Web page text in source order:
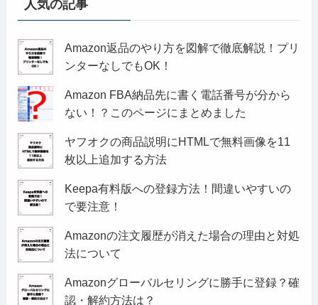
人気の記事
Amazon返品のやり方を図解で徹底解説！プリ
ンターなしでもOK！
Amazon FBA納品先に書く電話番号が分から
ない！？このページにまとめました
ヤフオクの商品説明にHTMLで無料画像を11
枚以上追加する方法
Keepa有料版への登録方法！間違いやすいの
で要注意！
Amazonの注文履歴が消えた場合の理由と対処
法について
Amazonグローバルセリングに勝手に登録？確
認・解約方法は？